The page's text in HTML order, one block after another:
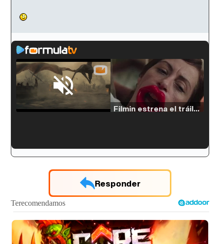
Unmute
Loaded:
33.30%
Filmin estrena el tráiler de 'Millennial Mal', su nueva comedia universitaria de la mano de Lorena Iglesias
Tráiler de '33 días', la nueva serie de Atresplayer con Julián Villagrán y José Manuel Poga
Responder